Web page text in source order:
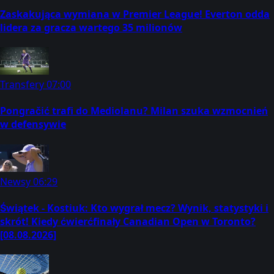
Zaskakująca wymiana w Premier League! Everton odda
lidera za gracza wartego 35 milionów
Transfery07:00
Pongračić trafi do Mediolanu? Milan szuka wzmocnień
w defensywie
Newsy06:29
Świątek - Kostiuk: Kto wygrał mecz? Wynik, statystyki i
skrót! Kiedy ćwierćfinały Canadian Open w Toronto?
[08.08.2026]